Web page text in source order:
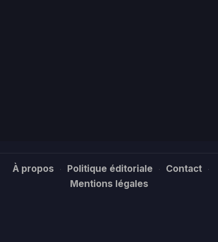
À propos · Politique éditoriale · Contact ·
Mentions légales